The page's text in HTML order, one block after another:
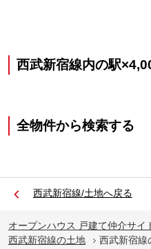
西武新宿線内の駅
全物件から検索する
西武新宿線/土地へ戻る
オープンハウス 戸建て仲介サイ
西武新宿線の土地
西武新宿線